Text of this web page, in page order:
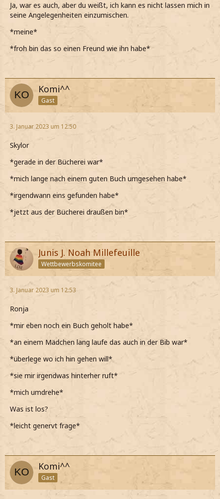
Ja, war es auch, aber du weißt, ich kann es nicht lassen mich in
seine Angelegenheiten einzumischen.
*meine*
*froh bin das so einen Freund wie ihn habe*
Komi^^
Gast
3. Januar 2023 um 12:50
Skylor
*gerade in der Bücherei war*
*mich lange nach einem guten Buch umgesehen habe*
*irgendwann eins gefunden habe*
*jetzt aus der Bücherei draußen bin*
Junis J. Noah Millefeuille
Wettbewerbskomitee
3. Januar 2023 um 12:53
Ronja
*mir eben noch ein Buch geholt habe*
*an einem Mädchen lang laufe das auch in der Bib war*
*überlege wo ich hin gehen will*
*sie mir irgendwas hinterher ruft*
*mich umdrehe*
Was ist los?
*leicht genervt frage*
Komi^^
Gast